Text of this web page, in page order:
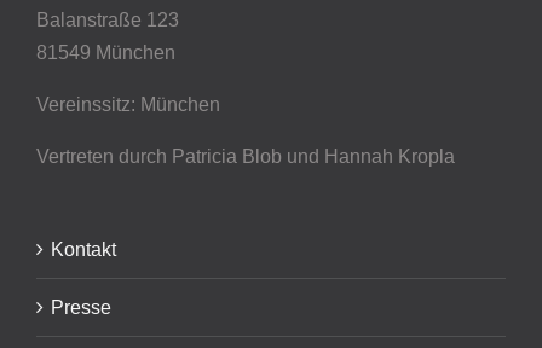
Balanstraße 123
81549 München
Vereinssitz: München
Vertreten durch Patricia Blob und Hannah Kropla
Kontakt
Presse